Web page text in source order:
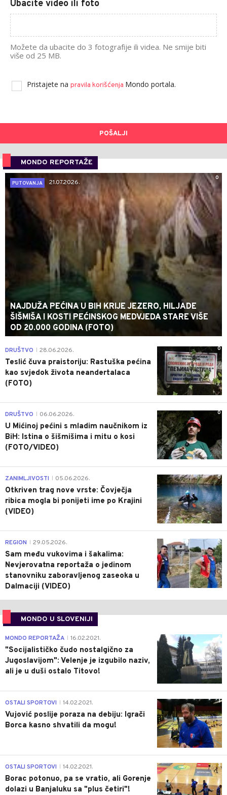
Ubacite video ili foto
Možete da ubacite do 3 fotografije ili videa. Ne smije biti
više od 25 MB.
Pristajete na pravila korišćenja Mondo portala.
POŠALJI
MONDO REPORTAŽE
0
PUTOVANJA
21.07.2026.
NAJDUŽA PEĆINA U BIH KRIJE JEZERO, HILJADE
ŠIŠMIŠA I KOSTI PEĆINSKOG MEDVJEDA STARE VIŠE
OD 20.000 GODINA (FOTO)
0
DRUŠTVO 28.06.2026.
Teslić čuva praistoriju: Rastuška pećina
kao svjedok života neandertalaca
(FOTO)
0
DRUŠTVO 06.06.2026.
U Mićinoj pećini s mladim naučnikom iz
BiH: Istina o šišmišima i mitu o kosi
(FOTO/VIDEO)
0
ZANIMLJIVOSTI 05.06.2026.
Otkriven trag nove vrste: Čovječja
ribica mogla bi ponijeti ime po Krajini
(VIDEO)
0
REGION 29.05.2026.
Sam među vukovima i šakalima:
Nevjerovatna reportaža o jedinom
stanovniku zaboravljenog zaseoka u
Dalmaciji (VIDEO)
MONDO U SLOVENIJI
4
MONDO REPORTAŽA 16.02.2021.
"Socijalističko čudo nostalgično za
Jugoslavijom": Velenje je izgubilo naziv,
ali je u duši ostalo Titovo!
1
OSTALI SPORTOVI 14.02.2021.
Vujović poslije poraza na debiju: Igrači
Borca kasno shvatili da mogu!
3
OSTALI SPORTOVI 14.02.2021.
Borac potonuo, pa se vratio, ali Gorenje
dolazi u Banjaluku sa "plus četiri"!